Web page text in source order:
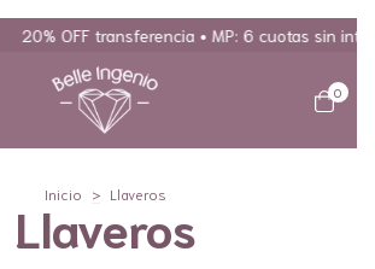
20% OFF transferencia • MP: 6 cuotas sin
0
Inicio > Llaveros
Llaveros